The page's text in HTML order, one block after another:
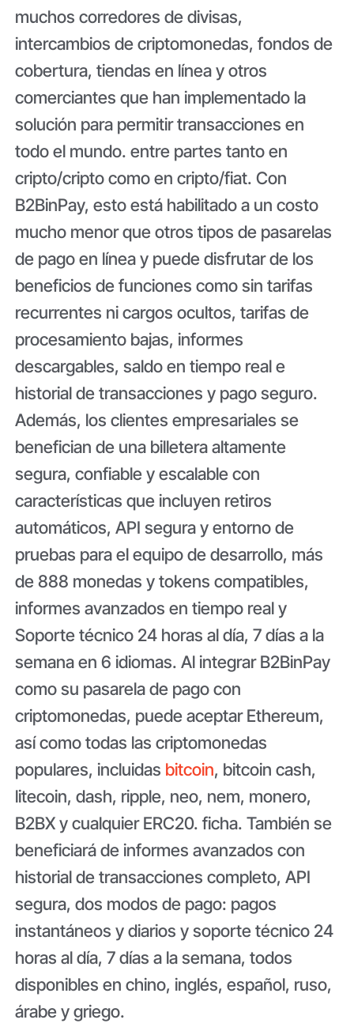
muchos corredores de divisas,
intercambios de criptomonedas, fondos de
cobertura, tiendas en línea y otros
comerciantes que han implementado la
solución para permitir transacciones en
todo el mundo. entre partes tanto en
cripto/cripto como en cripto/fiat. Con
B2BinPay, esto está habilitado a un costo
mucho menor que otros tipos de pasarelas
de pago en línea y puede disfrutar de los
beneficios de funciones como sin tarifas
recurrentes ni cargos ocultos, tarifas de
procesamiento bajas, informes
descargables, saldo en tiempo real e
historial de transacciones y pago seguro.
Además, los clientes empresariales se
benefician de una billetera altamente
segura, confiable y escalable con
características que incluyen retiros
automáticos, API segura y entorno de
pruebas para el equipo de desarrollo, más
de 888 monedas y tokens compatibles,
informes avanzados en tiempo real y
Soporte técnico 24 horas al día, 7 días a la
semana en 6 idiomas. Al integrar B2BinPay
como su pasarela de pago con
criptomonedas, puede aceptar Ethereum,
así como todas las criptomonedas
populares, incluidas bitcoin, bitcoin cash,
litecoin, dash, ripple, neo, nem, monero,
B2BX y cualquier ERC20. ficha. También se
beneficiará de informes avanzados con
historial de transacciones completo, API
segura, dos modos de pago: pagos
instantáneos y diarios y soporte técnico 24
horas al día, 7 días a la semana, todos
disponibles en chino, inglés, español, ruso,
árabe y griego.